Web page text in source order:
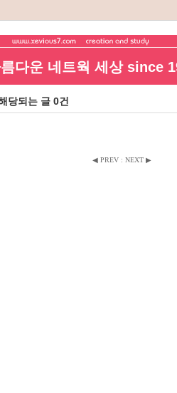
다운 네트웍 세상 since
당되는 글 0건
◀ PREV : NEXT ▶